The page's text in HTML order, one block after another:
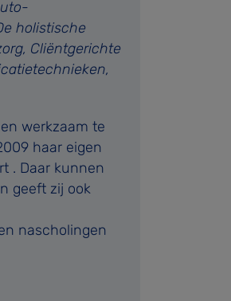
holistische
Cliëntgerichte
werkzaam te
haar eigen
. Daar kunnen
geeft zij ook
nascholingen